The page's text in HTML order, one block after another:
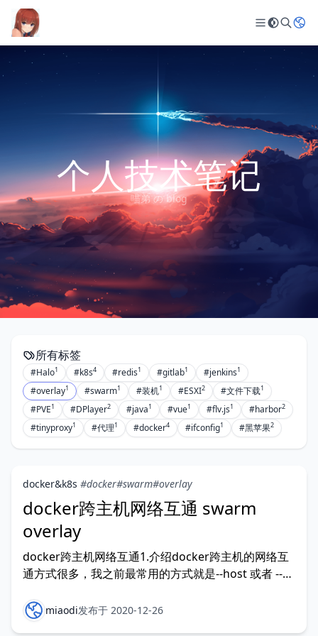
个人技术笔记
喵弟 の blog
所有标签
#Halo1 #k8s4 #redis1 #gitlab1 #jenkins1
#overlay1 #swarm1 #装机1 #ESXI2 #文件下载1
#PVE1 #DPlayer2 #java1 #vue1 #flv.js1 #harbor2
#tinyproxy1 #代理1 #docker4 #ifconfig1 #黑苹果2
docker&k8s #docker#swarm#overlay
docker跨主机网络互通 swarm
overlay
docker跨主机网络互通1.介绍docker跨主机的网络互
通方式很多，我之前最常用的方式就是--host 或者 --
到的端口，直接暴露在宿
miaodi发布于 2020-12-26